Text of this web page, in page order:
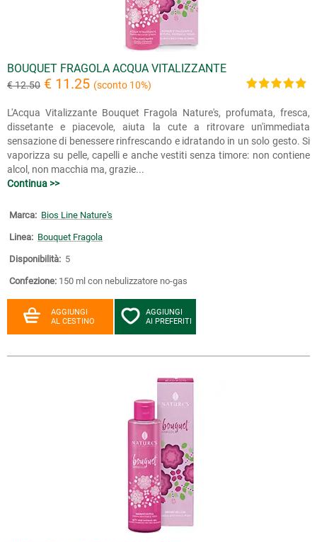
BOUQUET FRAGOLA ACQUA VITALIZZANTE
€ 12.50 € 11.25 (sconto 10%)
L'Acqua Vitalizzante Bouquet Fragola Nature's, profumata, fresca,
dissetante e piacevole, aiuta la cute a ritrovare un'immediata
sensazione di benessere rinfrescando e idratando in un solo gesto. Si
vaporizza su pelle, capelli e anche vestiti senza timore: non contiene
alcol, non macchia ma, grazie...
Continua >>
Marca: Bios Line Nature's
Linea: Bouquet Fragola
Disponibilità: 5
Confezione: 150 ml con nebulizzatore no-gas
AGGIUNGI
AL CESTINO
AGGIUNGI
AI PREFERITI